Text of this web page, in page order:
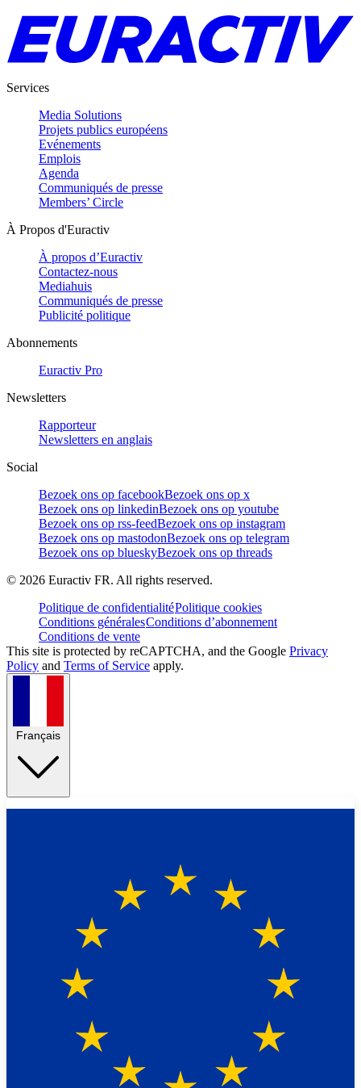
Services
Media Solutions
Projets publics européens
Evénements
Emplois
Agenda
Communiqués de presse
Members’ Circle
À Propos d'Euractiv
À propos d’Euractiv
Contactez-nous
Mediahuis
Communiqués de presse
Publicité politique
Abonnements
Euractiv Pro
Newsletters
Rapporteur
Newsletters en anglais
Social
Bezoek ons op facebookBezoek ons op x
Bezoek ons op linkedinBezoek ons op youtube
Bezoek ons op rss-feedBezoek ons op instagram
Bezoek ons op mastodonBezoek ons op telegram
Bezoek ons op blueskyBezoek ons op threads
© 2026 Euractiv FR. All rights reserved.
Politique de confidentialitéPolitique cookies
Conditions généralesConditions d’abonnement
Conditions de vente
This site is protected by reCAPTCHA, and the Google Privacy
Policy and Terms of Service apply.
Français